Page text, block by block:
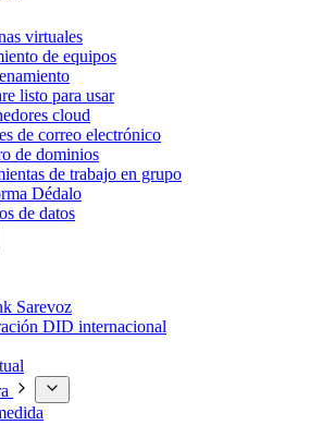
virtuales
de equipos
listo para usar
cloud
de correo electrónico
de dominios
de trabajo en grupo
Dédalo
de datos
Sarevoz
DID internacional